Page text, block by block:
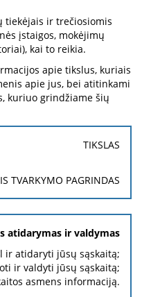
ir trečiosiomis
įstaigos, mokėjimų
kai to reikia.
apie tikslus, kuriais
apie jus, bei atitinkami
kuriuo grindžiame šių
TIKSLAS
TVARKYMO PAGRINDAS
atidarymas ir valdymas
ir atidaryti jūsų sąskaitą;
ir valdyti jūsų sąskaitą;
asmens informaciją.